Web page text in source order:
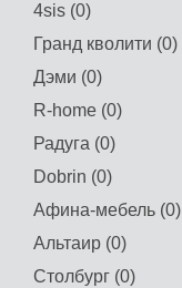
4sis (0)
Гранд кволити (0)
Дэми (0)
R-home (0)
Радуга (0)
Dobrin (0)
Афина-мебель (0)
Альтаир (0)
Столбург (0)